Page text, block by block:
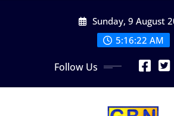
Sunday, 9 August
5:16:23 AM
Follow Us